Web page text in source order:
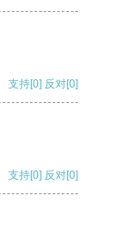
支持[0] 反对[0]
支持[0] 反对[0]